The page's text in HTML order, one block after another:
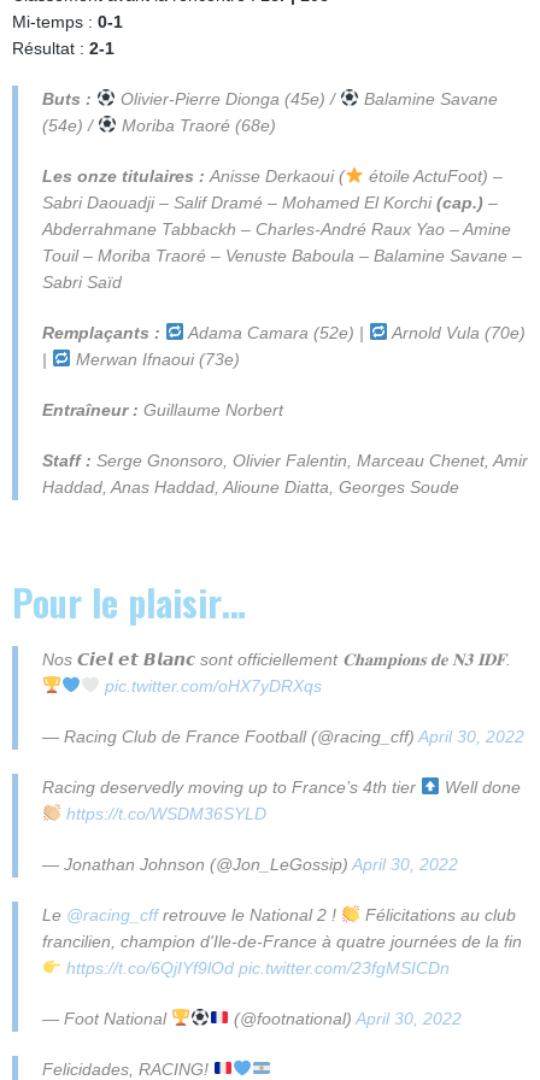
Mi-temps : 0-1
Résultat : 2-1
Buts : Olivier-Pierre Dionga (45e) /
Balamine Savane
(54e) /
Moriba Traoré (68e)
Les onze titulaires : Anisse Derkaoui( étoile ActuFoot) –
Sabri Daouadji– Salif Dramé – Mohamed El Korchi(cap.) –
Abderrahmane Tabbackh – Charles-André Raux Yao – Amine
Touil – Moriba Traoré – Venuste Baboula – Balamine Savane –
Sabri Saïd
Remplaçants : Adama Camara (52e) |
Arnold Vula (70e)
|
Merwan Ifnaoui (73e)
Entraîneur : Guillaume Norbert
Staff : Serge Gnonsoro, Olivier Falentin, Marceau Chenet, Amir
Haddad, Anas Haddad, Alioune Diatta, Georges Soude
Pour le plaisir…
Nos 𝘾𝙞𝙚𝙡 𝙚𝙩 𝘽𝙡𝙖𝙣𝙘 sont officiellement 𝐂𝐡𝐚𝐦𝐩𝐢𝐨𝐧𝐬 𝐝𝐞 𝐍𝟑 𝐈𝐃𝐅.
pic.twitter.com/oHX7yDRXqs
— Racing Club de France Football (@racing_cff) April 30, 2022
Racing deservedly moving up to France’s 4th tier
Well done
https://t.co/WSDM36SYLD
— Jonathan Johnson (@Jon_LeGossip) April 30, 2022
Le @racing_cffretrouve le National 2 !
Félicitations au club
francilien, champion d'Ile-de-France à quatre journées de la fin
https://t.co/6QjIYf9lOd pic.twitter.com/23fgMSICDn
— Foot National (@footnational) April 30, 2022
Felicidades, RACING!